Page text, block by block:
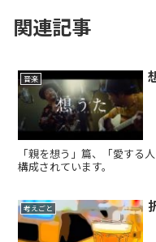
関連記事
音楽
「親を想う」篇、「愛する
構成されています。
考えごと